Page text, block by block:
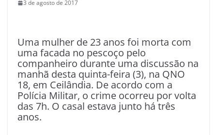
3 de agosto de 2017
Uma mulher de 23 anos foi morta com
uma facada no pescoço pelo
companheiro durante uma discussão na
manhã desta quinta-feira (3), na QNO
18, em Ceilândia. De acordo com a
Polícia Militar, o crime ocorreu por volta
das 7h. O casal estava junto há três
anos.